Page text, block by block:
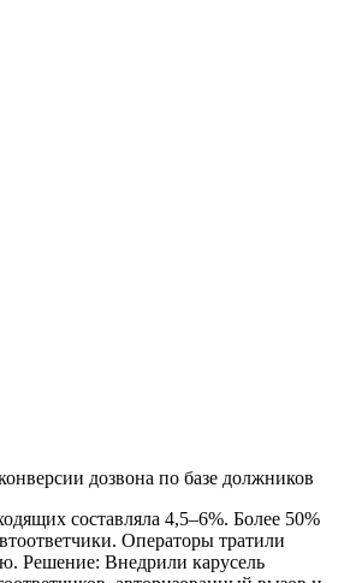
дозвона по базе должников
составляла 4,5–6%. Более 50%
Операторы тратили
Решение: Внедрили карусель